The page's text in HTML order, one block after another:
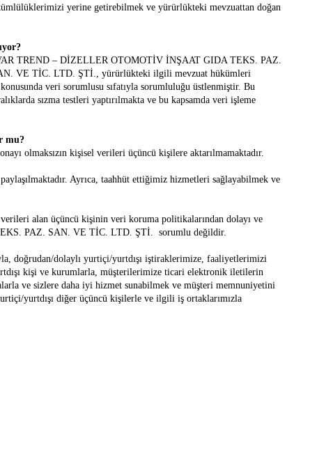
yerine getirebilmek ve yürürlükteki mevzuattan doğan
TREND – DİZELLER OTOMOTİV İNŞAAT GIDA TEKS. PAZ.
VE TİC. LTD. ŞTİ., yürürlükteki ilgili mevzuat hükümleri
veri sorumlusu sıfatıyla sorumluluğu üstlenmiştir. Bu
sızma testleri yaptırılmakta ve bu kapsamda veri işleme
mu?
olmaksızın kişisel verileri üçüncü kişilere aktarılmamaktadır.
Ayrıca, taahhüt ettiğimiz hizmetleri sağlayabilmek ve
alan üçüncü kişinin veri koruma politikalarından dolayı ve
PAZ. SAN. VE TİC. LTD. ŞTİ. sorumlu değildir.
dolaylı yurtiçi/yurtdışı iştiraklerimize, faaliyetlerimizi
kişi ve kurumlarla, müşterilerimize ticari elektronik iletilerin
ve sizlere daha iyi hizmet sunabilmek ve müşteri memnuniyetini
yurtdışı diğer üçüncü kişilerle ve ilgili iş ortaklarımızla